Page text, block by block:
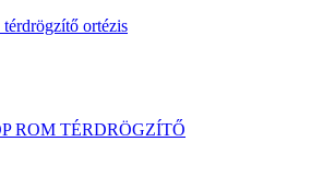
ortézis
ROM TÉRDRÖGZÍTŐ